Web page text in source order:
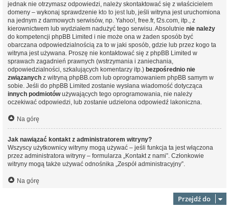
jednak nie otrzymasz odpowiedzi, należy skontaktować się z właścicielem
domeny – wykonaj sprawdzenie kto to jestlub, jeśli witryna jest uruchomiona
na jednym z darmowych serwisów, np. Yahoo!, free.fr, f2s.com, itp., z
kierownictwem lub wydziałem nadużyć tego serwisu. Absolutnie nie należy
do kompetencji phpBB Limited i nie może ona w żaden sposób być
obarczana odpowiedzialnością za to w jaki sposób, gdzie lub przez kogo ta
witryna jest używana. Proszę nie kontaktować się z phpBB Limited w
sprawach zagadnień prawnych (wstrzymania i zaniechania,
odpowiedzialności, szkalujących komentarzy itp.) bezpośrednio nie
związanych z witryną phpBB.com lub oprogramowaniem phpBB samym w
sobie. Jeśli do phpBB Limited zostanie wysłana wiadomość dotycząca
innych podmiotówużywających tego oprogramowania, nie należy
oczekiwać odpowiedzi, lub zostanie udzielona odpowiedź lakoniczna.
Na górę
Jak nawiązać kontakt z administratorem witryny?
Wszyscy użytkownicy witryny mogą używać – jeśli funkcja ta jest włączona
przez administratora witryny – formularza „Kontakt z nami”. Członkowie
witryny mogą także używać odnośnika „Zespół administracyjny”.
Na górę
Przejdź do